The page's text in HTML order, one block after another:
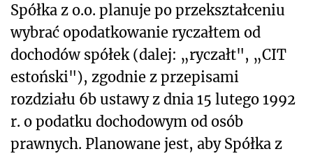
Spółka z o.o. planuje po przekształceniu
wybrać opodatkowanie ryczałtem od
dochodów spółek (dalej: „ryczałt", „CIT
estoński"), zgodnie z przepisami
rozdziału 6b ustawy z dnia 15 lutego 1992
r. o podatku dochodowym od osób
prawnych. Planowane jest, aby Spółka z